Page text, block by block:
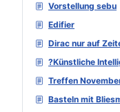
Vorstellung sebu
Edifier
Dirac nur auf
?Künstliche
Treffen
Basteln mit